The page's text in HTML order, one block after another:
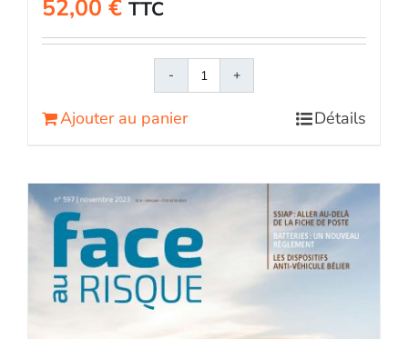
52,00 € TTC
quantité
papier
603
-
Septembre-
octobre
Ajouter au panier Détails